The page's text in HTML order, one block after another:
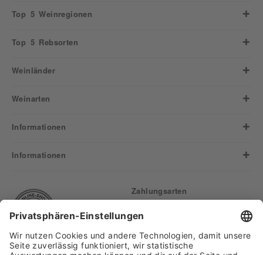
Top 5 Weinregionen
Top 5 Rebsorten
Weinländer
Weinarten
Informationen
Informationen
Zahlungsarten